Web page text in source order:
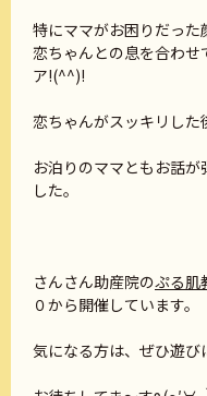
特にママがお困りだった
恋ちゃんとの息を合わせ
ア!(^^)!
恋ちゃんがスッキリした
お泊りのママともお話
した。
さんさん助産院のぷる肌
０から開催しています。
気になる方は、ぜひ遊び